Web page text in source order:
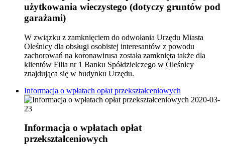
użytkowania wieczystego (dotyczy gruntów pod
garażami)
W związku z zamknięciem do odwołania Urzędu Miasta
Oleśnicy dla obsługi osobistej interesantów z powodu
zachorowań na koronawirusa została zamknięta także dla
klientów Filia nr 1 Banku Spółdzielczego w Oleśnicy
znajdująca się w budynku Urzędu.
Informacja o wpłatach opłat przekształceniowych
2020-03-
23
Informacja o wpłatach opłat
przekształceniowych